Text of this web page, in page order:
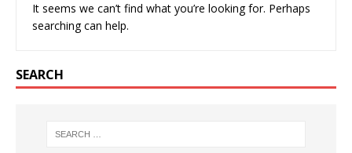
It seems we can’t find what you’re looking for. Perhaps
searching can help.
SEARCH